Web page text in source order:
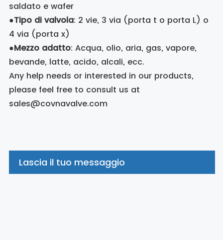
saldato e wafer
●Tipo di valvola: 2 vie, 3 via (porta t o porta L) o
4 via (porta x)
●Mezzo adatto: Acqua, olio, aria, gas, vapore,
bevande, latte, acido, alcali, ecc.
Any help needs or interested in our products,
please feel free to consult us at
sales@covnavalve.com
Lascia il tuo messaggio